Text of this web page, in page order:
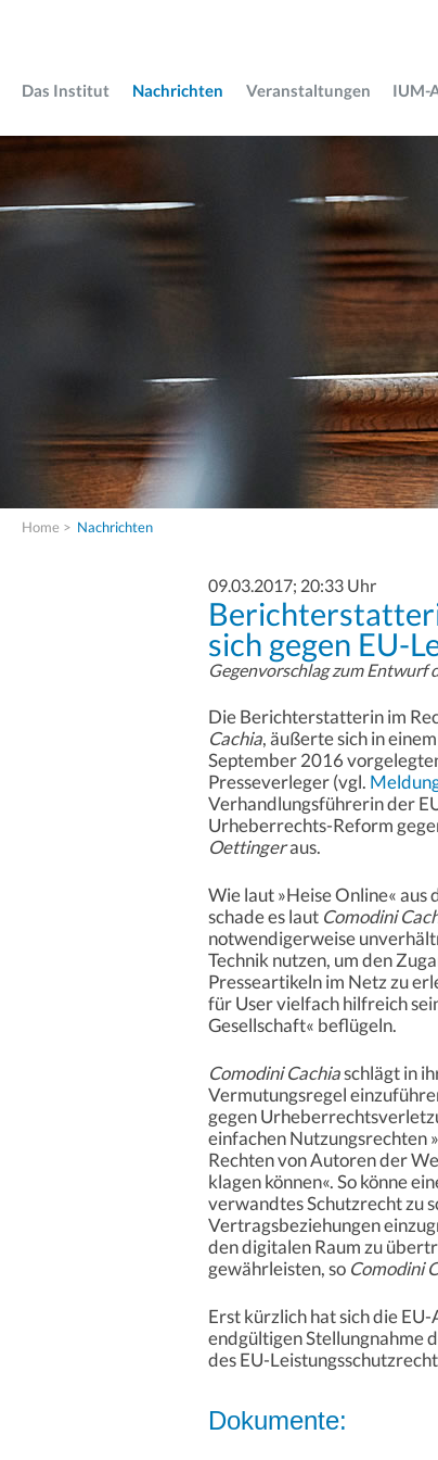
Das Institut Nachrichten Veranstaltungen IUM-
Home > Nachrichten
09.03.2017; 20:33 Uhr
sich gegen EU-
Gegenvorschlag zum Entwurf
Die Berichterstatterin im
Cachia, äußerte sich in
September 2016
Presseverleger (vgl.
Verhandlungsführerin der
Urheberrechts-Reform
Oettingeraus.
Wie laut »Heise Online« aus
schade es laut Comodini
notwendigerweise
Technik nutzen, um den
Presseartikeln im Netz zu
für User vielfach hilfreich
Gesellschaft« beflügeln.
Comodini Cachiaschlägt in
Vermutungsregel
gegen
einfachen Nutzungsrechten
Rechten von Autoren der
klagen können«. So könne
verwandtes Schutzrecht zu
Vertragsbeziehungen
den digitalen Raum zu
gewährleisten, so Comodini
Erst kürzlich hat sich die
endgültigen Stellungnahme
des EU-
Dokumente: